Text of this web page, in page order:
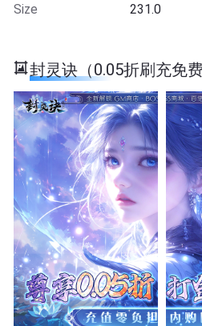
Size
231.0
封灵诀（0.05折刷充免